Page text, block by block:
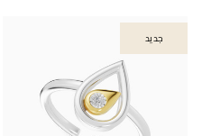
جديد
جديد